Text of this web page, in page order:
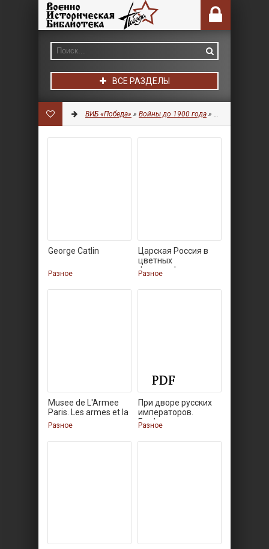
ВСЕ РАЗДЕЛЫ
ВИБ «Победа» » Войны до 1900 года » Разное
George Catlin
Разное
Царская Россия в
цветных
фотографиях
Разное
Musee de L'Armee
Paris. Les armes et la
Разное
При дворе русских
императоров.
Графика
Разное